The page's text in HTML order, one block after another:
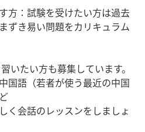
方：試験を受けたい方は過去
ずき易い問題をカリキュラム
いたい方も募集しています。
国語（若者が使う最近の中国
会話のレッスンをしましょ